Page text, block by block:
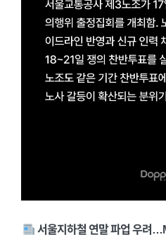
서울지하철 연말 파업 우려